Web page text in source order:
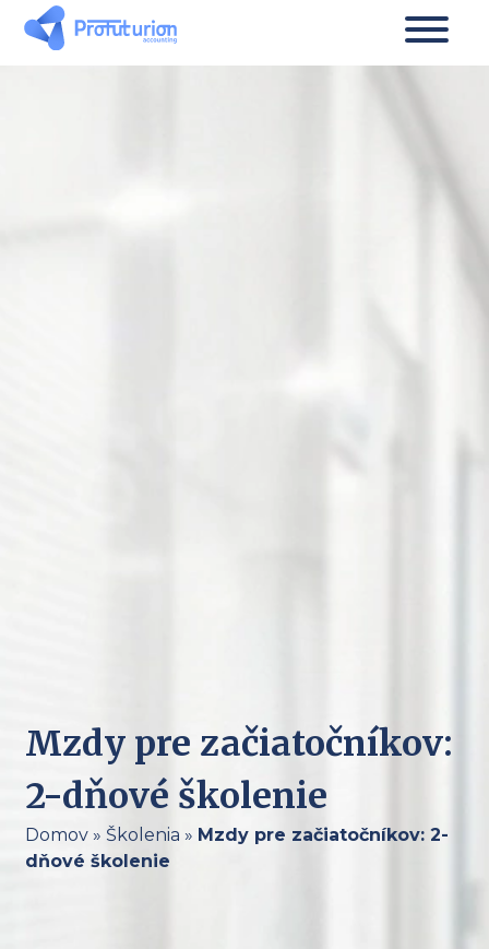
Mzdy pre začiatočníkov:
2-dňové školenie
Domov» Školenia » Mzdy pre začiatočníkov: 2-
dňové školenie